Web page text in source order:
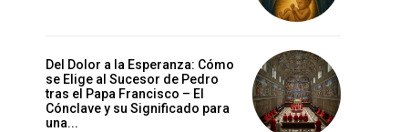
Del Dolor a la Esperanza: Cómo
se Elige al Sucesor de Pedro
tras el Papa Francisco – El
Cónclave y su Significado para
una...